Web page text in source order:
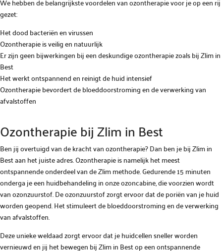
We hebben de belangrijkste voordelen van ozontherapie voor je op een rij
gezet:
Het dood bacteriën en virussen
Ozontherapie is veilig en natuurlijk
Er zijn geen bijwerkingen bij een deskundige ozontherapie zoals bij Zlim in
Best
Het werkt ontspannend en reinigt de huid intensief
Ozontherapie bevordert de bloeddoorstroming en de verwerking van
afvalstoffen
Ozontherapie bij Zlim in Best
Ben jij overtuigd van de kracht van ozontherapie? Dan ben je bij Zlim in
Best aan het juiste adres. Ozontherapie is namelijk het meest
ontspannende onderdeel van de Zlim methode. Gedurende 15 minuten
onderga je een huidbehandeling in onze ozoncabine, die voorzien wordt
van ozonzuurstof. De ozonzuurstof zorgt ervoor dat de poriën van je huid
worden geopend. Het stimuleert de bloeddoorstroming en de verwerking
van afvalstoffen.
Deze unieke weldaad zorgt ervoor dat je huidcellen sneller worden
vernieuwd en jij het bewegen bij Zlim in Best op een ontspannende